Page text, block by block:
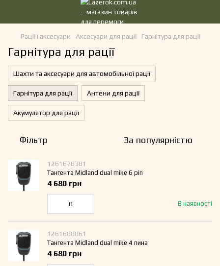
Рації і аксесуари Аксесуари для рації Гарнітура для рації
Гарнітура для рації
Шахти та аксесуари для автомобільної рації
Гарнітура для рації Антени для рації
Акумулятор для рації
Фільтр За популярністю
1261678381
Тангента Midland dual mike 6 pin
В наявності
4 680 грн
1261688861
Тангента Midland dual mike 4 пина
4 680 грн